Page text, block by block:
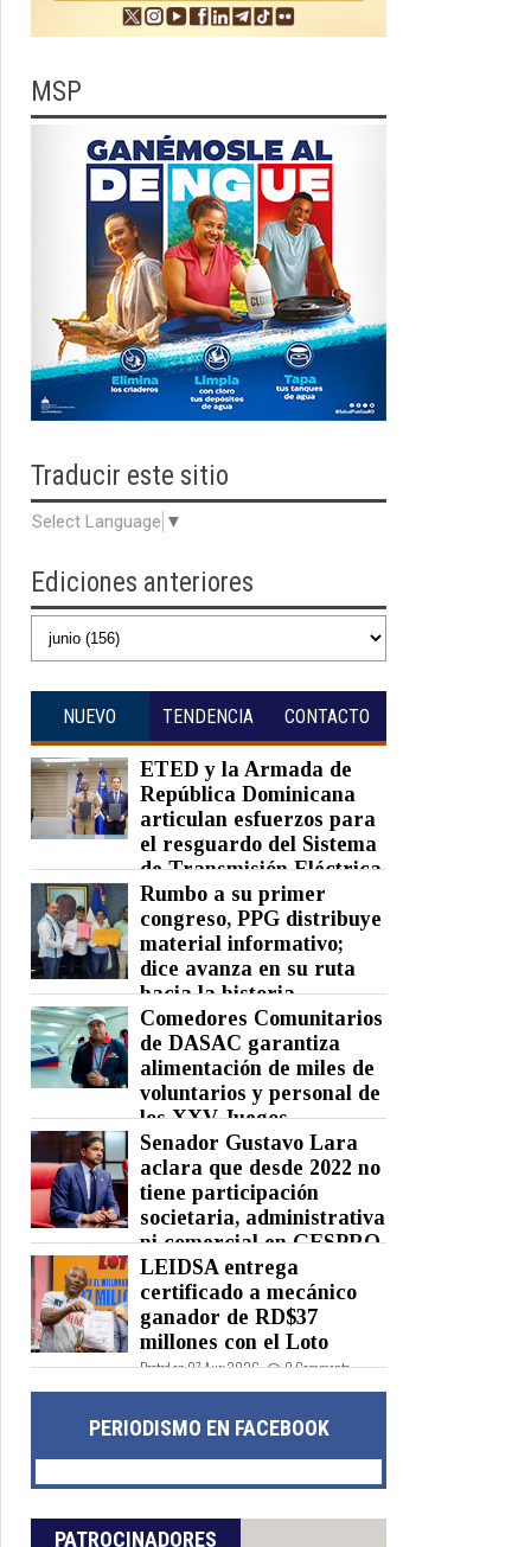
MSP
Traducir este sitio
Select Language ▼
Ediciones anteriores
NUEVO TENDENCIA CONTACTO
ETED y la Armada de
República Dominicana
articulan esfuerzos para
el resguardo del Sistema
de Transmisión Eléctrica
Nacional y fortalecimiento de
capacidades.
Posted on 07 Aug 2026 - 0 Comments
Rumbo a su primer
congreso, PPG distribuye
material informativo;
dice avanza en su ruta
hacia la historia
Posted on 07 Aug 2026 - 0 Comments
Comedores Comunitarios
de DASAC garantiza
alimentación de miles de
voluntarios y personal de
los XXV Juegos
Centroamericanos y del Caribe
Santo Domingo 2026
Posted on 07 Aug 2026 - 0 Comments
Senador Gustavo Lara
aclara que desde 2022 no
tiene participación
societaria, administrativa
ni comercial en GESPRO
Posted on 07 Aug 2026 - 0 Comments
LEIDSA entrega
certificado a mecánico
ganador de RD$37
millones con el Loto
Posted on 07 Aug 2026 - 0 Comments
PERIODISMO EN FACEBOOK
PATROCINADORES